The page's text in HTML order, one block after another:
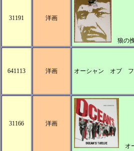
31191 洋画
狼の挽
641113 洋画 オーシャン オブ フ
31166 洋画
オ